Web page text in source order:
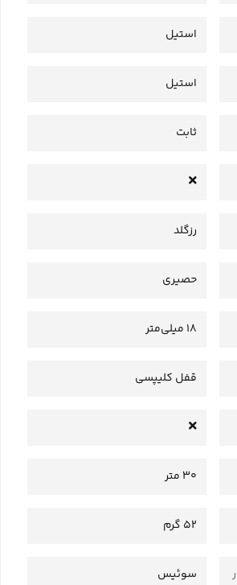
استیل
استیل
ثابت
رزگلد
حصیری
18 میلی‌متر
قفل کلیپسی
30 متر
52 گرم
سوئیس